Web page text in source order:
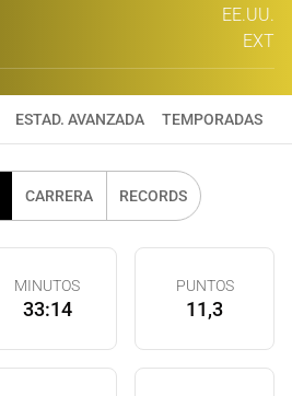
EE.UU.
EXT
ESTAD. AVANZADA TEMPORADAS
CARRERA RECORDS
MINUTOS
33:14
PUNTOS
11,3